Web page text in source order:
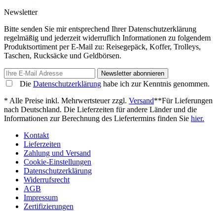
Newsletter
Bitte senden Sie mir entsprechend Ihrer Datenschutzerklärung
regelmäßig und jederzeit widerruflich Informationen zu folgendem
Produktsortiment per E-Mail zu: Reisegepäck, Koffer, Trolleys,
Taschen, Rucksäcke und Geldbörsen.
Newsletter abonnieren
Die Datenschutzerklärung habe ich zur Kenntnis genommen.
* Alle Preise inkl. Mehrwertsteuer zzgl. Versand**Für Lieferungen
nach Deutschland. Die Lieferzeiten für andere Länder und die
Informationen zur Berechnung des Liefertermins finden Sie hier.
Kontakt
Lieferzeiten
Zahlung und Versand
Cookie-Einstellungen
Datenschutzerklärung
Widerrufsrecht
AGB
Impressum
Zertifizierungen